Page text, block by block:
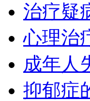
治疗疑
心理治
成年人
抑郁症